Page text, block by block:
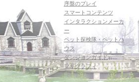
序盤のプレイ
スマートコンテンツ
インタラクションメーカ
ー
ペット探検隊・ペットハ
ウス
ダンジョンガイド
マギグラフィ